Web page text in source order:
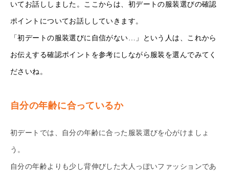
いてお話ししました。ここからは、初デートの服装選びの確認
ポイントについてお話ししていきます。
「初デートの服装選びに自信がない…」という人は、これから
お伝えする確認ポイントを参考にしながら服装を選んでみてく
ださいね。
自分の年齢に合っているか
初デートでは、自分の年齢に合った服装選びを心がけましょ
う。
自分の年齢よりも少し背伸びした大人っぽいファッションであ